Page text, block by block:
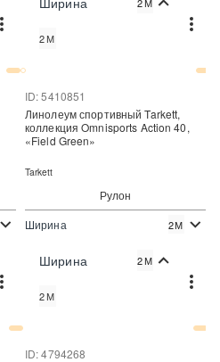
2М
Рулон
ID: 5410851
Цена:
Линолеум спортивный Tarkett,
коллекция Omnisports Action 40,
«Field Green»
Tarkett
Ширина 2М
Ширина 2М
2М
ID: 4794268